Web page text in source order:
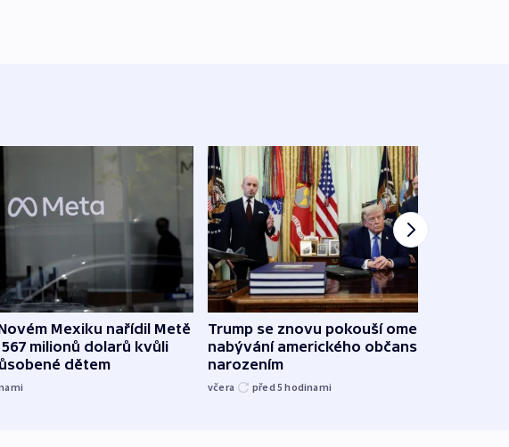
Mexiku nařídil Metě
milionů dolarů kvůli
dětem
Trump se znovu pokouší omezit
nabývání amerického občanství
narozením
včera před 5hodinami